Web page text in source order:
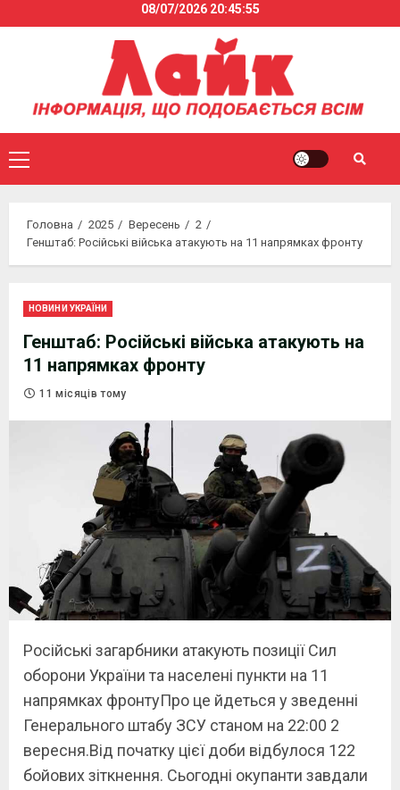
to
08/07/2026 20:45:56
Primary
Menu
Головна 2025 Вересень
2
Генштаб: Російські війська атакують на 11 напрямках фронту
НОВИНИ УКРАЇНИ
Генштаб: Російські війська атакують на
11 напрямках фронту
11 місяців тому
Російські загарбники атакують позиції Сил
оборони України та населені пункти на 11
напрямках фронтуПро це йдеться у зведенні
Генерального штабу ЗСУ станом на 22:00 2
вересня.Від початку цієї доби відбулося 122
бойових зіткнення. Сьогодні окупанти завдали